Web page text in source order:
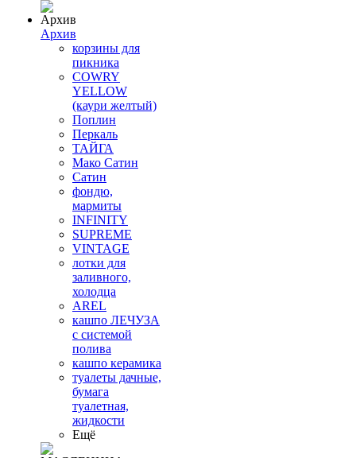
Архив
корзины для
пикника
COWRY
YELLOW
(каури желтый)
Поплин
Перкаль
ТАЙГА
Мако Сатин
Сатин
фондю,
мармиты
INFINITY
SUPREME
VINTAGE
лотки для
заливного,
холодца
AREL
кашпо ЛЕЧУЗА
с системой
полива
кашпо керамика
туалеты дачные,
бумага
туалетная,
жидкости
Ещё